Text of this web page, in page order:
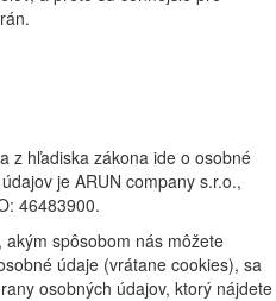
z hľadiska zákona ide o osobné
je ARUN company s.r.o.,
46483900.
spôsobom nás môžete
údaje (vrátane cookies), sa
osobných údajov, ktorý nájdete